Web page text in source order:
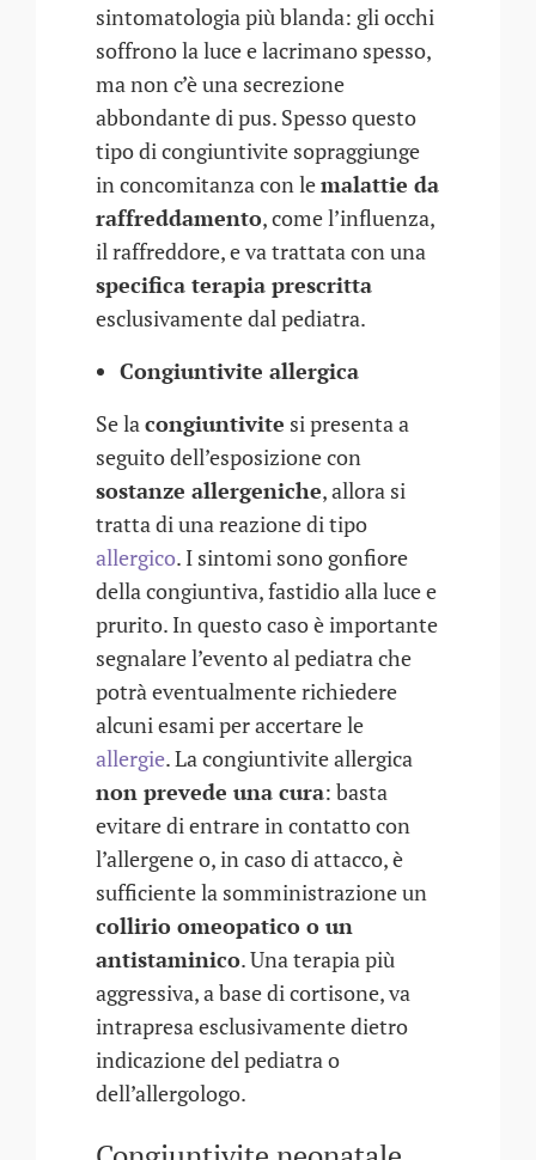
sintomatologia più blanda: gli occhi
soffrono la luce e lacrimano spesso,
ma non c’è una secrezione
abbondante di pus. Spesso questo
tipo di congiuntivite sopraggiunge
in concomitanza con lemalattie da
raffreddamento, come l’influenza,
il raffreddore, e va trattata con una
specifica terapia prescritta
esclusivamente dal pediatra.
Congiuntivite allergica
Se lacongiuntivite si presenta a
seguito dell’esposizione con
sostanze allergeniche, allora si
tratta di una reazione di tipo
allergico. I sintomi sono gonfiore
della congiuntiva, fastidio alla luce e
prurito. In questo caso è importante
segnalare l’evento al pediatra che
potrà eventualmente richiedere
alcuni esami per accertare le
allergie. La congiuntivite allergica
non prevede una cura: basta
evitare di entrare in contatto con
l’allergene o, in caso di attacco, è
sufficiente la somministrazione un
collirio omeopatico o un
antistaminico. Una terapia più
aggressiva, a base di cortisone, va
intrapresa esclusivamente dietro
indicazione del pediatra o
dell’allergologo.